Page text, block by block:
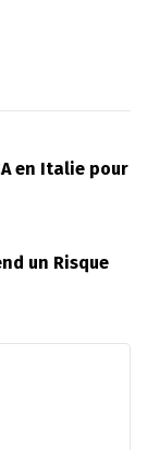
en Italie pour
un Risque